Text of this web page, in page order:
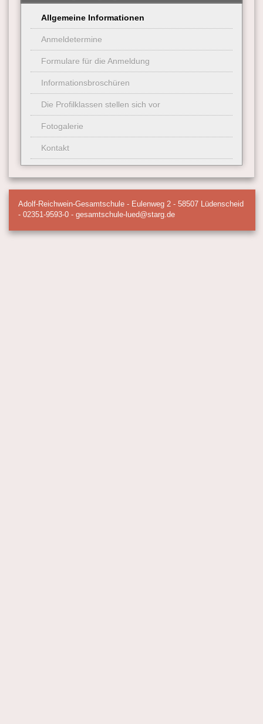
Allgemeine Informationen
Anmeldetermine
Formulare für die Anmeldung
Informationsbroschüren
Die Profilklassen stellen sich vor
Fotogalerie
Kontakt
Adolf-Reichwein-Gesamtschule - Eulenweg 2 - 58507 Lüdenscheid
- 02351-9593-0 - gesamtschule-lued@starg.de